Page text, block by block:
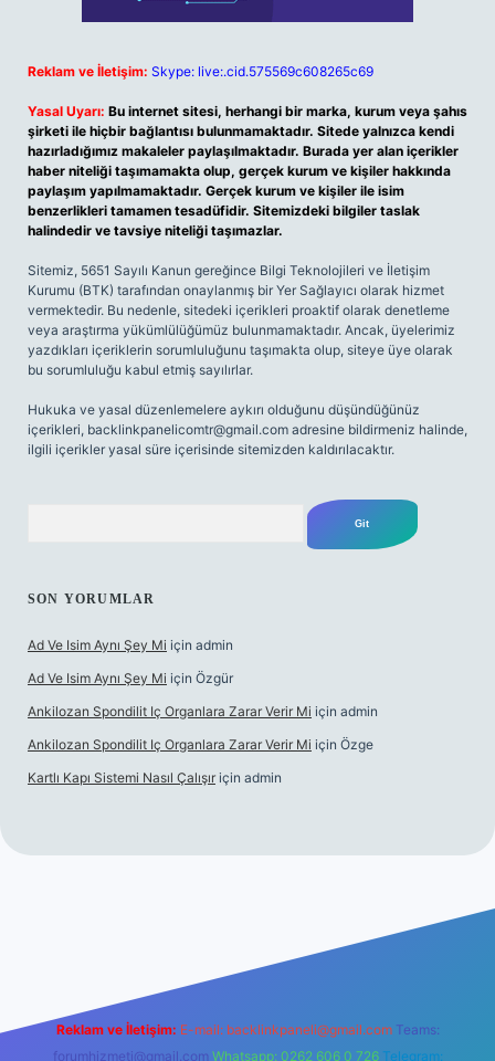
Reklam ve İletişim: Skype: live:.cid.575569c608265c69
Yasal Uyarı: Bu internet sitesi, herhangi bir marka, kurum veya şahıs
şirketi ile hiçbir bağlantısı bulunmamaktadır. Sitede yalnızca kendi
hazırladığımız makaleler paylaşılmaktadır. Burada yer alan içerikler
haber niteliği taşımamakta olup, gerçek kurum ve kişiler hakkında
paylaşım yapılmamaktadır. Gerçek kurum ve kişiler ile isim
benzerlikleri tamamen tesadüfidir. Sitemizdeki bilgiler taslak
halindedir ve tavsiye niteliği taşımazlar.
Sitemiz, 5651 Sayılı Kanun gereğince Bilgi Teknolojileri ve İletişim
Kurumu (BTK) tarafından onaylanmış bir Yer Sağlayıcı olarak hizmet
vermektedir. Bu nedenle, sitedeki içerikleri proaktif olarak denetleme
veya araştırma yükümlülüğümüz bulunmamaktadır. Ancak, üyelerimiz
yazdıkları içeriklerin sorumluluğunu taşımakta olup, siteye üye olarak
bu sorumluluğu kabul etmiş sayılırlar.
Hukuka ve yasal düzenlemelere aykırı olduğunu düşündüğünüz
içerikleri, backlinkpanelicomtr@gmail.com adresine bildirmeniz halinde,
ilgili içerikler yasal süre içerisinde sitemizden kaldırılacaktır.
SON YORUMLAR
Ad Ve Isim Aynı Şey Mi için admin
Ad Ve Isim Aynı Şey Mi için Özgür
Ankilozan Spondilit Iç Organlara Zarar Verir Mi için admin
Ankilozan Spondilit Iç Organlara Zarar Verir Mi için Özge
Kartlı Kapı Sistemi Nasıl Çalışır için admin
Reklam ve İletişim: E-mail: backlinkpaneli@gmail.com Teams:
forumhizmeti@gmail.com Whatsapp: 0262 606 0 726 Telegram: